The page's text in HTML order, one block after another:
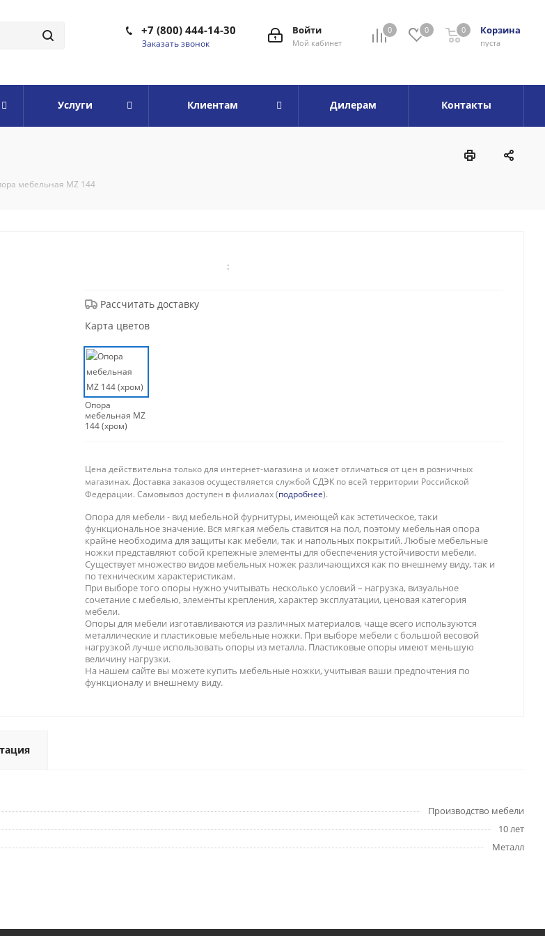
0 0 Корзина
пуста
0
Войти
Мой кабинет
+7 (800) 444-14-30
Заказать звонок
Услуги Клиентам Дилерам Контакты
мебельная MZ 144
:
Рассчитать доставку
Карта цветов
Опора
мебельная MZ
144 (хром)
Цена действительна только для интернет-магазина и может отличаться от цен в розничных
магазинах. Доставка заказов осуществляется службой СДЭК по всей территории Российской
Федерации. Самовывоз доступен в филиалах (подробнее).
Опора для мебели - вид мебельной фурнитуры, имеющей как эстетическое, таки
функциональное значение. Вся мягкая мебель ставится на пол, поэтому мебельная опора
крайне необходима для защиты как мебели, так и напольных покрытий. Любые мебельные
ножки представляют собой крепежные элементы для обеспечения устойчивости мебели.
Существует множество видов мебельных ножек различающихся как по внешнему виду, так и
по техническим характеристикам.
При выборе того опоры нужно учитывать несколько условий – нагрузка, визуальное
сочетание с мебелью, элементы крепления, характер эксплуатации, ценовая категория
мебели.
Опоры для мебели изготавливаются из различных материалов, чаще всего используются
металлические и пластиковые мебельные ножки. При выборе мебели с большой весовой
нагрузкой лучше использовать опоры из металла. Пластиковые опоры имеют меньшую
величину нагрузки.
На нашем сайте вы можете купить мебельные ножки, учитывая ваши предпочтения по
функционалу и внешнему виду.
Производство мебели
10 лет
Металл